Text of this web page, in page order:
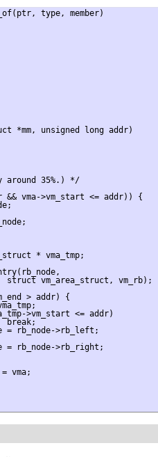
type, member)
*mm, unsigned long addr)
around 35%.) */
&& vma->vm_start <= addr)) {
* vma_tmp;
struct vm_area_struct, vm_rb);
> addr) {
>vm_start <= addr)
break;
= rb_node->rb_left;
= rb_node->rb_right;
vma;